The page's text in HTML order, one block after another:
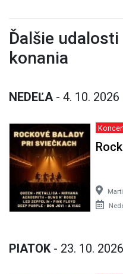
Ďalšie
konania
NEDEĽA - 4. 10. 2026
PIATOK - 23. 10. 2026